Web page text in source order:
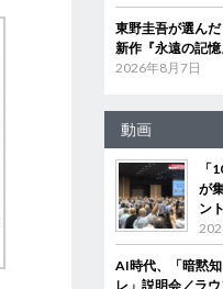
東野圭吾が選ん
新作『永遠の記
2026年8月7日
動画
「
が
ン
AI時代、「暗黙
レ」説明会／ラ